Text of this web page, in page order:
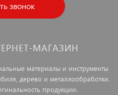
звонок
МАГАЗИН
материалы и инструменты
дерево и металлообработки.
продукции.